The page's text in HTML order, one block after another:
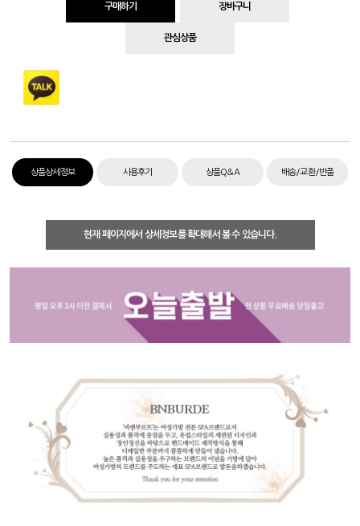
구매하기 장바구니
관심상품
상품상세정보 사용후기 상품Q&A 배송/교환/반품
현재 페이지에서 상세정보를 확대해서 볼 수 있습니다.